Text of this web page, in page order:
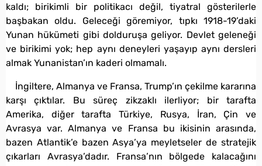
kaldı; birikimli bir politikacı değil, tiyatral gösterilerle
başbakan oldu. Geleceği göremiyor, tıpkı 1918-19’daki
Yunan hükümeti gibi dolduruşa geliyor. Devlet geleneği
ve birikimi yok; hep aynı deneyleri yaşayıp aynı dersleri
almak Yunanistan’ın kaderi olmamalı.
İngiltere, Almanya ve Fransa, Trump’ın çekilme kararına
karşı çıktılar. Bu süreç zikzaklı ilerliyor; bir tarafta
Amerika, diğer tarafta Türkiye, Rusya, İran, Çin ve
Avrasya var. Almanya ve Fransa bu ikisinin arasında,
bazen Atlantik’e bazen Asya’ya meyletseler de stratejik
çıkarları Avrasya’dadır. Fransa’nın bölgede kalacağını